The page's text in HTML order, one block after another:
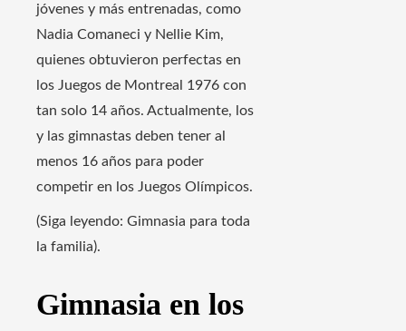
jóvenes y más entrenadas, como
Nadia Comaneci y Nellie Kim,
quienes obtuvieron perfectas en
los Juegos de Montreal 1976 con
tan solo 14 años. Actualmente, los
y las gimnastas deben tener al
menos 16 años para poder
competir en los Juegos Olímpicos.
(Siga leyendo: Gimnasia para toda
la familia).
Gimnasia en los